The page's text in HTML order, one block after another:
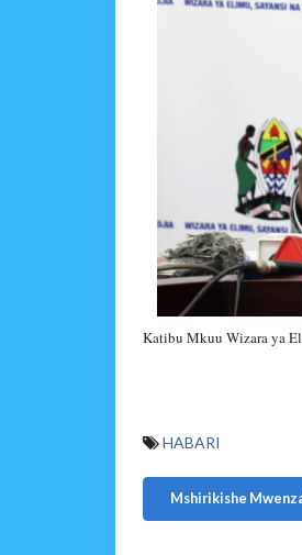
Katibu Mkuu Wizara ya
HABARI
Mshirikishe